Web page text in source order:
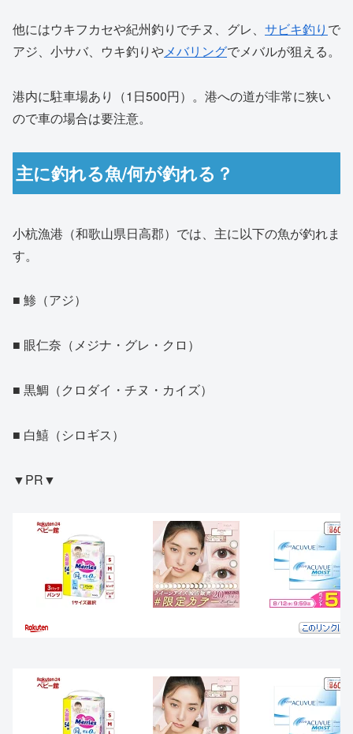
他にはウキフカセや紀州釣りでチヌ、グレ、 サビキ釣り で
アジ、小サバ、ウキ釣りやメバリングでメバルが狙える。
港内に駐車場あり（1日500円）。港への道が非常に狭い
ので車の場合は要注意。
主に釣れる魚/何が釣れる？
小杭漁港（和歌山県日高郡）では、主に以下の魚が釣れま
す。
■ 鯵（アジ）
■ 眼仁奈（メジナ・グレ・クロ）
■ 黒鯛（クロダイ・チヌ・カイズ）
■ 白鱚（シロギス）
▼PR▼